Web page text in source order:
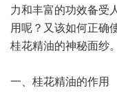
力和丰富的功效备受
用呢？又该如何正确
桂花精油的神秘面纱。
一、桂花精油的作用